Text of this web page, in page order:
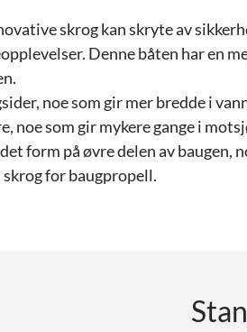
skrog kan skryte av
Denne båten har en
noe som gir mer bredde i
noe som gir mykere gange i
form på øvre delen av baugen,
for baugpropell.